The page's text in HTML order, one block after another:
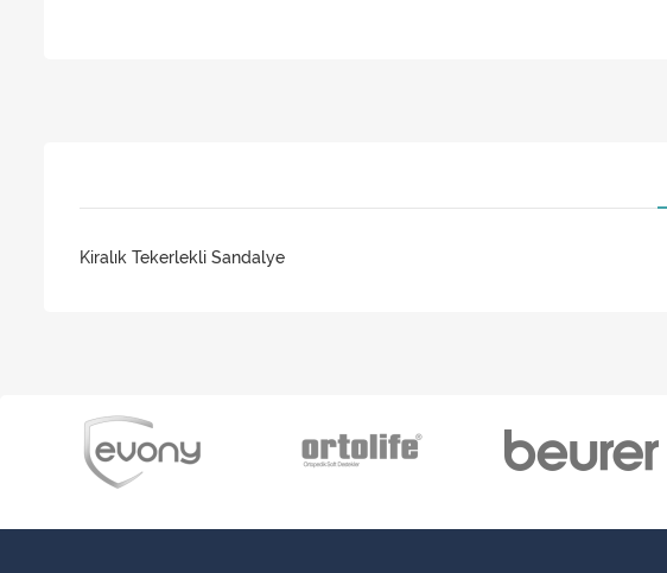
Kiralık Tekerlekli Sandalye